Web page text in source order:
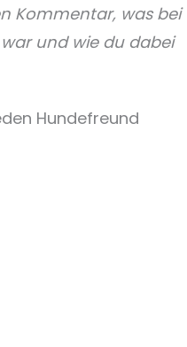
Kommentar, was bei
und wie du dabei
Hundefreund​